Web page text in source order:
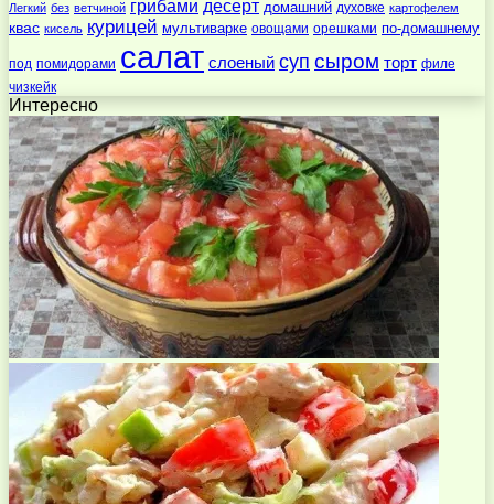
Легкий без ветчиной грибами десерт домашний духовке картофелем
квас кисель курицей мультиварке овощами орешками по-домашнему
под помидорами салат слоеный суп сыром торт филе
чизкейк
Интересно